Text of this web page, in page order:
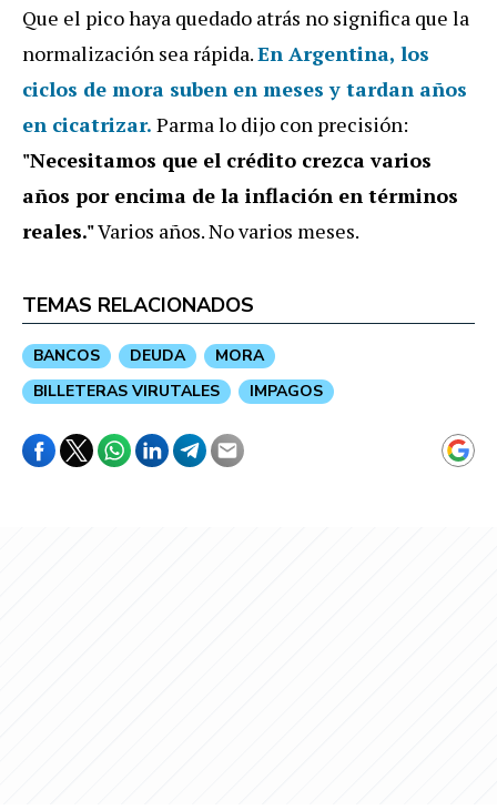
Que el pico haya quedado atrás no significa que la
normalización sea rápida.En Argentina, los
ciclos de mora suben en meses y tardan años
en cicatrizar. Parma lo dijo con precisión:
"Necesitamos que el crédito crezca varios
años por encima de la inflación en términos
reales."Varios años. No varios meses.
TEMAS RELACIONADOS
BANCOS DEUDA
MORA
BILLETERAS VIRUTALES
IMPAGOS